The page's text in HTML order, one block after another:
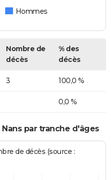
Hommes
Nombre de
décès
% des
décès
3 100,0 %
0,0 %
par tranche d'âges
de décès (source :